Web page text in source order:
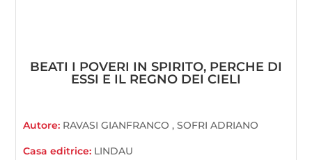
BEATI I POVERI IN SPIRITO, PERCHE DI
ESSI E IL REGNO DEI CIELI
Autore: RAVASI GIANFRANCO , SOFRI ADRIANO
Casa editrice: LINDAU